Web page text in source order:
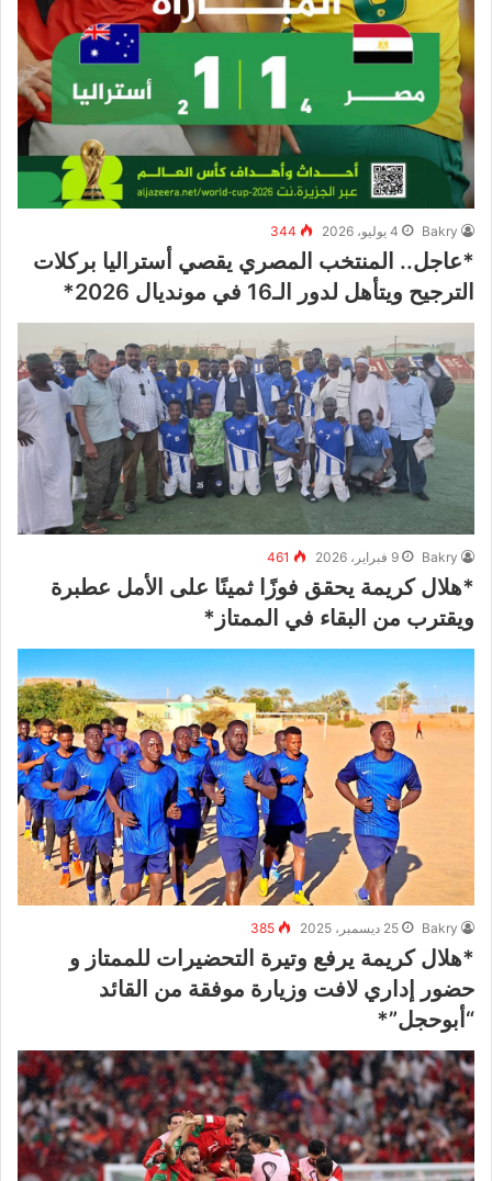
Bakry 4 يوليو، 2026 344
*عاجل.. المنتخب المصري يقصي أستراليا بركلات
الترجيح ويتأهل لدور الـ16 في مونديال 2026*
Bakry 9 فبراير، 2026 461
*هلال كريمة يحقق فوزًا ثمينًا على الأمل عطبرة
ويقترب من البقاء في الممتاز*
Bakry 25 ديسمبر، 2025 385
*هلال كريمة يرفع وتيرة التحضيرات للممتاز و
حضور إداري لافت وزيارة موفقة من القائد
“أبوحجل”*